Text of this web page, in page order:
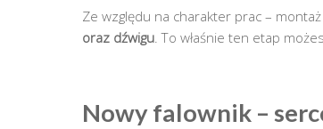
Ze względu na charakter prac –
oraz dźwigu . To właśnie ten etap
Nowy falownik –